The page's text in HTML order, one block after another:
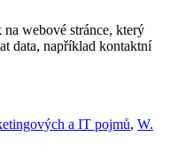
webové stránce, který
data, například kontaktní
a IT pojmů, W.